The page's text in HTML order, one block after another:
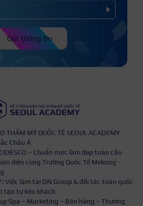
Gửi thông tin
THẨM MỸ QUỐC TẾ SEOUL ACADEMY
Châu Á
– Chuẩn mực làm đẹp toàn cầu
diện cùng Trường Quốc Tế Mekong –
Việc làm tại DN Group & đối tác toàn quốc
tạo tự kéo khách
Spa – Marketing – Bán hàng – Thương